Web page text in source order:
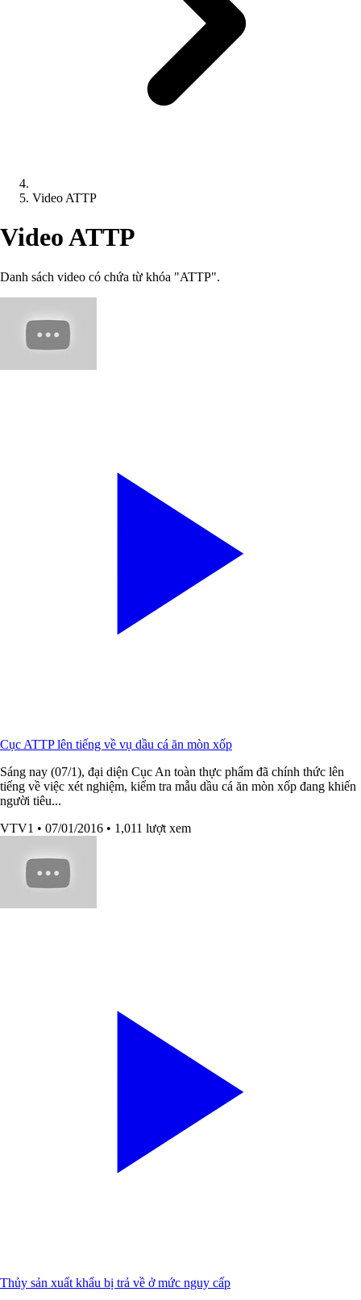
Video ATTP
Video ATTP
Danh sách video có chứa từ khóa "ATTP".
Cục ATTP lên tiếng về vụ dầu cá ăn mòn xốp
Sáng nay (07/1), đại diện Cục An toàn thực phẩm đã chính thức lên
tiếng về việc xét nghiệm, kiểm tra mẫu dầu cá ăn mòn xốp đang khiến
người tiêu...
VTV1 • 07/01/2016 • 1,011 lượt xem
Thủy sản xuất khẩu bị trả về ở mức nguy cấp